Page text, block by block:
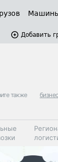
Добавить
также бизнес
грузовые